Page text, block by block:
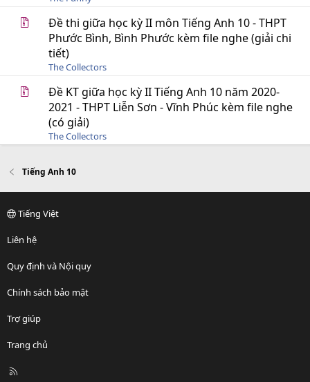
Đề thi giữa học kỳ II môn Tiếng Anh 10 - THPT
Phước Bình, Bình Phước kèm file nghe (giải chi
tiết)
The Collectors
Đề KT giữa học kỳ II Tiếng Anh 10 năm 2020-
2021 - THPT Liễn Sơn - Vĩnh Phúc kèm file nghe
(có giải)
The Collectors
Tiếng Anh 10
Tiếng Việt
Liên hệ
Quy định và Nội quy
Chính sách bảo mật
Trợ giúp
Trang chủ
R